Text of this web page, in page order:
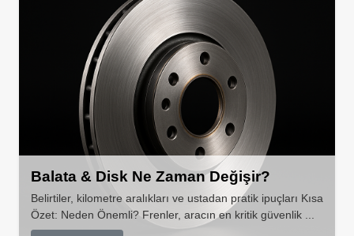
Balata & Disk Ne Zaman Değişir?
Belirtiler, kilometre aralıkları ve ustadan pratik ipuçları Kısa
Özet: Neden Önemli? Frenler, aracın en kritik güvenlik ...